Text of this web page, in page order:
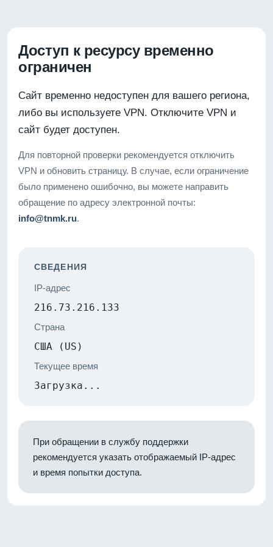
Доступ к ресурсу временно
ограничен
Сайт временно недоступен для вашего региона,
либо вы используете VPN. Отключите VPN и
сайт будет доступен.
Для повторной проверки рекомендуется отключить
VPN и обновить страницу. В случае, если ограничение
было применено ошибочно, вы можете направить
обращение по адресу электронной почты:
info@tnmk.ru.
СВЕДЕНИЯ
IP-адрес
216.73.216.133
Страна
США (US)
Текущее время
Загрузка...
При обращении в службу поддержки
рекомендуется указать отображаемый IP-адрес
и время попытки доступа.